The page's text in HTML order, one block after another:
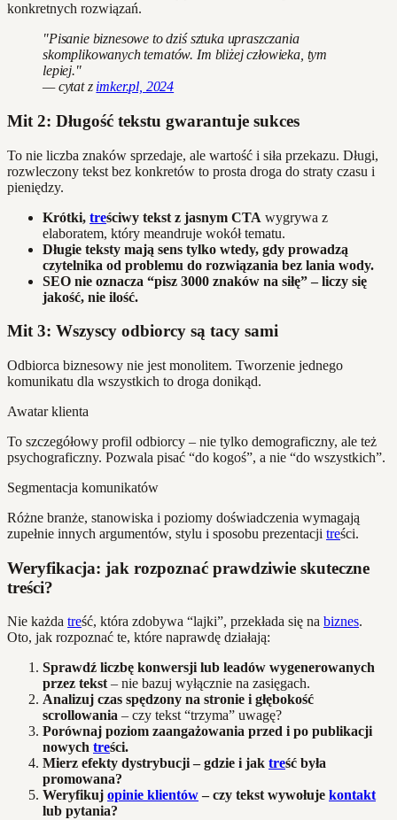
konkretnych rozwiązań.
"Pisanie biznesowe to dziś sztuka upraszczania
skomplikowanych tematów. Im bliżej człowieka, tym
lepiej."
— cytat z imker.pl, 2024
Mit 2: Długość tekstu gwarantuje sukces
To nie liczba znaków sprzedaje, ale wartość i siła przekazu. Długi,
rozwleczony tekst bez konkretów to prosta droga do straty czasu i
pieniędzy.
Krótki, treściwy tekst z jasnym CTA wygrywa z
elaboratem, który meandruje wokół tematu.
Długie teksty mają sens tylko wtedy, gdy prowadzą
czytelnika od problemu do rozwiązania bez lania wody.
SEO nie oznacza “pisz 3000 znaków na siłę” – liczy się
jakość, nie ilość.
Mit 3: Wszyscy odbiorcy są tacy sami
Odbiorca biznesowy nie jest monolitem. Tworzenie jednego
komunikatu dla wszystkich to droga donikąd.
Awatar klienta
To szczegółowy profil odbiorcy – nie tylko demograficzny, ale też
psychograficzny. Pozwala pisać “do kogoś”, a nie “do wszystkich”.
Segmentacja komunikatów
Różne branże, stanowiska i poziomy doświadczenia wymagają
zupełnie innych argumentów, stylu i sposobu prezentacji treści.
Weryfikacja: jak rozpoznać prawdziwie skuteczne
treści?
Nie każda treść, która zdobywa “lajki”, przekłada się na biznes.
Oto, jak rozpoznać te, które naprawdę działają:
Sprawdź liczbę konwersji lub leadów wygenerowanych
przez tekst – nie bazuj wyłącznie na zasięgach.
Analizuj czas spędzony na stronie i głębokość
scrollowania – czy tekst “trzyma” uwagę?
Porównaj poziom zaangażowania przed i po publikacji
nowych treści.
Mierz efekty dystrybucji – gdzie i jak treść była
promowana?
Weryfikuj opinie klientów– czy tekst wywołuje kontakt
lub pytania?